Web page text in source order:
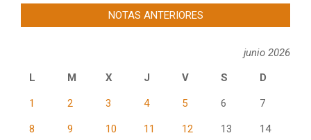
NOTAS ANTERIORES
junio 2026
L
M X J V S D
1 2 3 4 5 6 7
8 9 10 11 12 13 14